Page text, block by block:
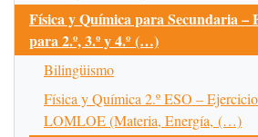
Física y Química para Secundaria –
para 2.º, 3.º y 4.º (…)
Bilingüismo
Física y Química 2.º ESO –
LOMLOE (Materia, Energía, (…)